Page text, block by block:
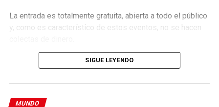
En un lenguaje típicamente visto en un anuncio de campaña
más que en un informe legal, los abogados de Trump
la prohibición de TikTok entre en vigor pero se
abstengan de una resolución definitiva.
La entrada es totalmente gratuita, abierta a todo el público
y, como es característico de estos eventos, no se hacen
SIGUE LEYENDO
MUNDO